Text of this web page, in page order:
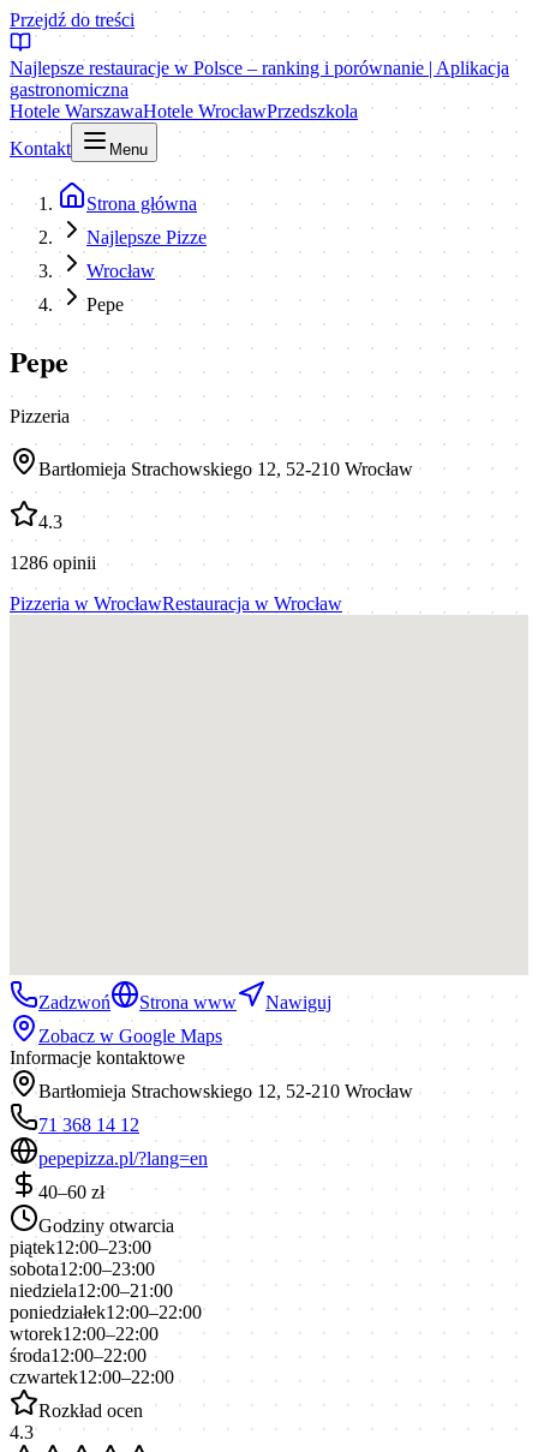
Przejdź do treści
Najlepsze restauracje w Polsce – ranking i porównanie | Aplikacja
gastronomiczna
Hotele WarszawaHotele WrocławPrzedszkola
Kontakt
Menu
Strona główna
Najlepsze Pizze
Wrocław
Pepe
Pepe
Pizzeria
Bartłomieja Strachowskiego 12, 52-210 Wrocław
4.3
1286 opinii
Pizzeria w WrocławRestauracja w Wrocław
Zadzwoń Strona www
Nawiguj
Zobacz w Google Maps
Informacje kontaktowe
Bartłomieja Strachowskiego 12, 52-210 Wrocław
71 368 14 12
pepepizza.pl/?lang=en
40–60 zł
Godziny otwarcia
piątek12:00–23:00
sobota12:00–23:00
niedziela12:00–21:00
poniedziałek12:00–22:00
wtorek12:00–22:00
środa12:00–22:00
czwartek12:00–22:00
Rozkład ocen
4.3